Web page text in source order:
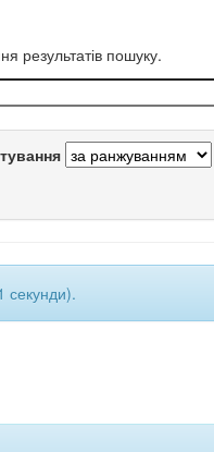
результатів пошуку.
секунди).